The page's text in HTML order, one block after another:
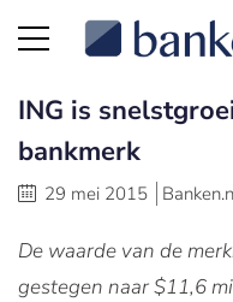
ING is
bankmerk
29 mei 2015
De waarde van de
gestegen naar $11,6